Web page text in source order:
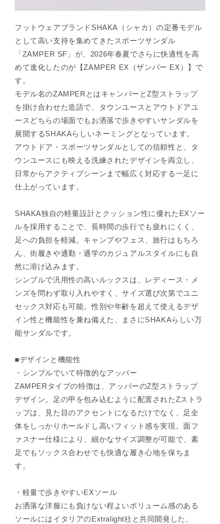
¡
フットウェアブランドSHAKA（シャカ）の定番モデル
として高い支持を集めてきたスポーツサンダル
「ZAMPER SF」が、2026年春夏でさらに快適性を高
めて進化したのが【ZAMPER EX（ザンパー EX）】で
す。
モデル名のZAMPERとはキャンパーとZ型ストラップ
を掛け合わせた造語で、タウンユースとアウトドアユ
ースどちらの場面でもお洒落で歩きやすいサンダルを
展開するSHAKAらしいネーミングとなっています。
アウトドア・スポーツサンダルとしての信頼性と、タ
ウンユースにも映える洗練されたデザインを両立し、
日常からアクティブシーンまで幅広く対応する一足に
仕上がっています。
SHAKA独自の軽量設計とクッション性に優れたEXソー
ルを採用することで、長時間の歩行でも疲れにくく、
足への負担を軽減。キャンプやフェス、旅行はもちろ
ん、街履きや通勤・通学のカジュアルスタイルにも自
然に溶け込みます。
シンプルで汎用性の高いルックスは、レディース・メ
ンズを問わず取り入れやすく、サイズ選び次第でユニ
セックス対応も可能。性別や年齢を超えて使えるデザ
イン性と機能性を兼ね備えた、まさにSHAKAらしい万
能サンダルです。
■デザインと機能性
・シンプルでいて特徴的なアッパー
ZAMPERタイプの特徴は、アッパーのZ型ストラップ
デザイン。足の甲を包み込むように配置されたZストラ
ップは、見た目のアクセントになるだけでなく、足全
体をしっかりホールドし高いフィット感を実現。面フ
ァスナー仕様により、細かなサイズ調整が可能で、素
足でもソックス合わせでも快適な履き心地を保ちま
す。
・軽量で歩きやすいEXソール
お洒落な洋服にも負けない程よいボリューム感のある
ソールにはイタリアのExtralight社と共同開発した、